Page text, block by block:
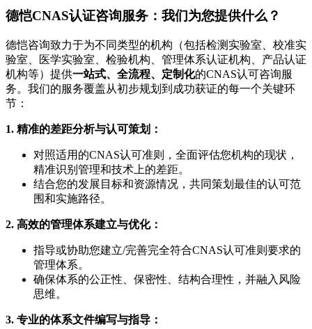
德恺CNAS认证咨询服务：我们为您提供什么？
德恺咨询致力于为不同类型的机构（包括检测实验室、校准实
验室、医学实验室、检验机构、管理体系认证机构、产品认证
机构等）提供一站式、全流程、定制化的CNAS认可咨询服
务。我们的服务覆盖从初步规划到成功获证的每一个关键环
节：
1. 精准的差距分析与认可策划：
对照适用的CNAS认可准则，全面评估您机构的现状，
精准识别管理和技术上的差距。
结合您的发展目标和资源情况，共同策划最佳的认可范
围和实施路径。
2. 高效的管理体系建立与优化：
指导或协助您建立/完善完全符合CNAS认可准则要求的
管理体系。
确保体系的公正性、保密性、结构合理性，并融入风险
思维。
3. 专业的体系文件编写与指导：